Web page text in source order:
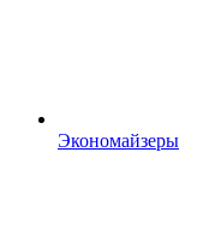
Экономайзеры